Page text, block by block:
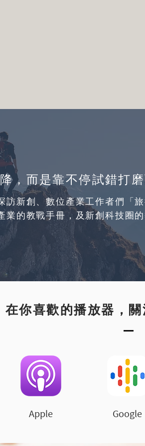
，而是靠不停試錯打磨
訪新創、數位產業工作者們「
業的教戰手冊，及新創科技圈
在你喜歡的播放器，關
Apple Google